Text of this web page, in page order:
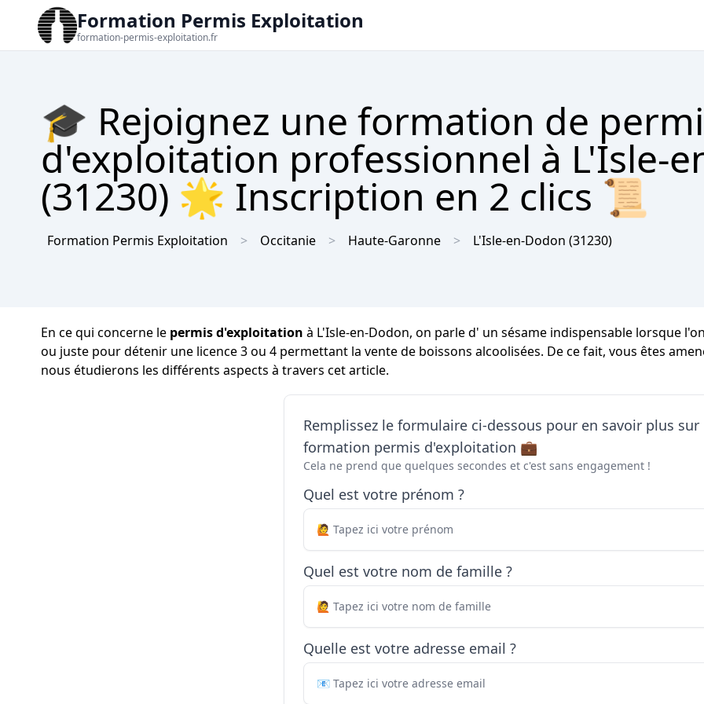
Formation Permis Exploitation
formation-permis-exploitation.fr
🎓 Rejoignez une formation de
d'exploitation professionnel à L'Isle-
(31230) 🌟 Inscription en 2 clics 📜
Formation Permis Exploitation Occitanie Haute-Garonne L'Isle-en-Dodon (31230)
En ce qui concerne le permis d'exploitation à L'Isle-en-Dodon, on parle d' un sésame indispensable lorsque
ou juste pour détenir une licence 3 ou 4 permettant la vente de boissons alcoolisées. De ce fait, vous êtes
nous étudierons les différents aspects à travers cet article.
Remplissez le formulaire ci-dessous pour en savoir plus sur
formation permis d'exploitation 💼
Cela ne prend que quelques secondes et c'est sans engagement !
Quel est votre prénom ?
Quel est votre nom de famille ?
Quelle est votre adresse email ?